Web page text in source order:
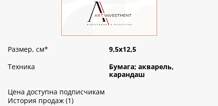
Размер, см*
9,5х12,5
Техника
Бумага; акварель,
карандаш
Цена доступна подписчикам
История продаж (1)